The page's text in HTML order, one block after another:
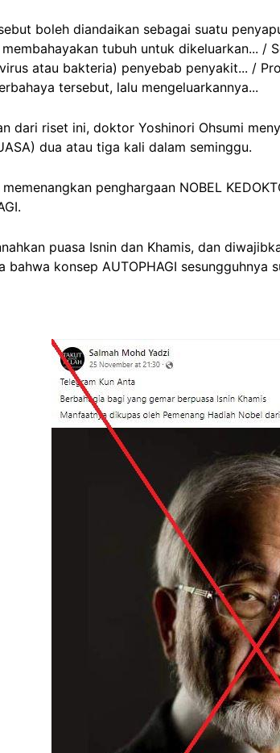
boleh diandaikan sebagai suatu
tubuh untuk dikeluarkan... /
atau bakteria) penyebab penyakit... /
tersebut, lalu mengeluarkannya...
dari riset ini, doktor Yoshinori Ohsumi
dua atau tiga kali dalam seminggu.
penghargaan NOBEL
puasa Isnin dan Khamis, dan
bahwa konsep AUTOPHAGI